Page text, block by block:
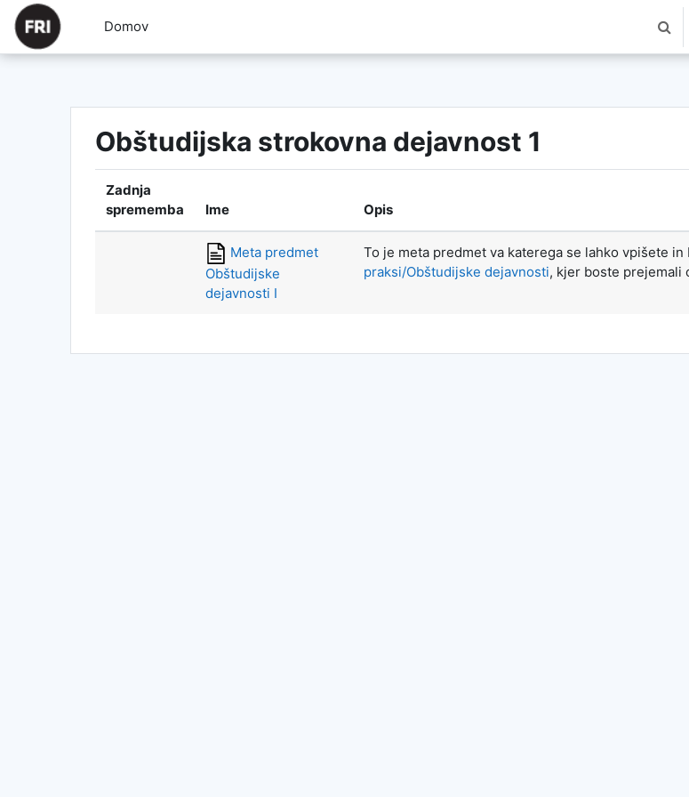
Preskoči na glavno vsebino
Domov
Obštudijska strokovna dejavnost 1
Zadnja
sprememba
Ime Opis
Meta predmet
Obštudijske
dejavnosti I
To je meta predmet va katerega se lahko vpišete
praksi/Obštudijske dejavnosti, kjer boste prejemali